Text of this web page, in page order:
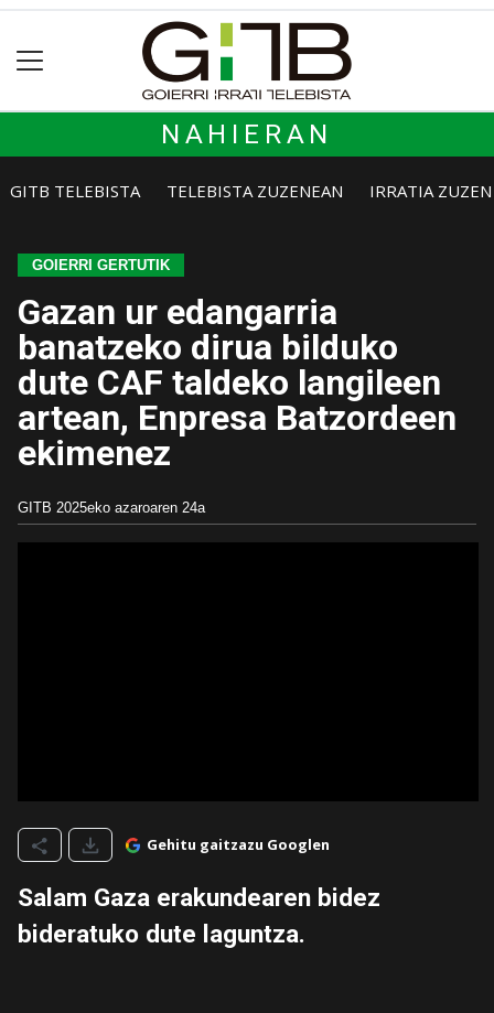
NAHIERAN
GITB TELEBISTA TELEBISTA ZUZENEAN IRRATIA
GOIERRI GERTUTIK
Gazan ur edangarria
banatzeko dirua bilduko
dute CAF taldeko langileen
artean, Enpresa Batzordeen
ekimenez
GITB 2025eko azaroaren 24a
Gehitu gaitzazu Googlen
Salam Gaza erakundearen bidez
bideratuko dute laguntza.